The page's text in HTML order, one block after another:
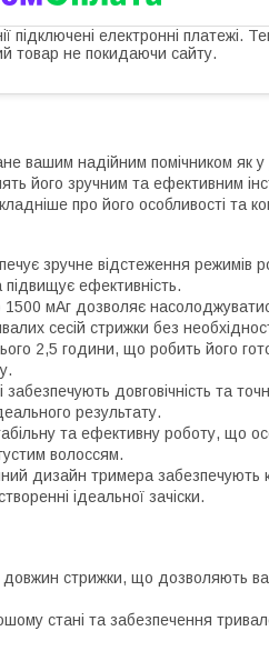
підключені електронні платежі.
товар не покидаючи сайту.
вашим надійним помічником як у
його зручним та ефективним
про його особливості та
зручне відстеження режимів
ефективність.
мАг дозволяє
сесій стрижки без
2,5 години, що робить його
довговічність та
результату.
та ефективну роботу, що
волоссям.
дизайн тримера
ідеальної зачіски.
стрижки, що дозволяють
стані та забезпечення